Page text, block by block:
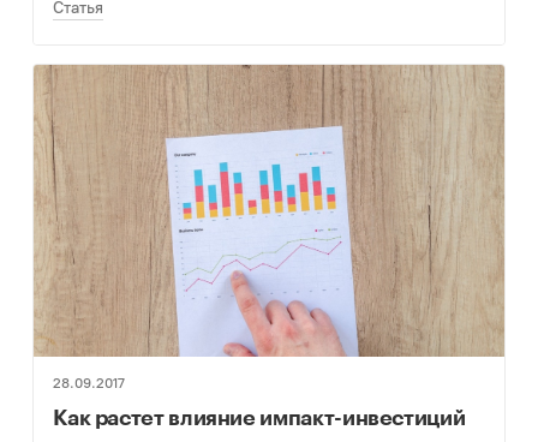
Статья
28.09.2017
Как растет влияние импакт-инвестиций